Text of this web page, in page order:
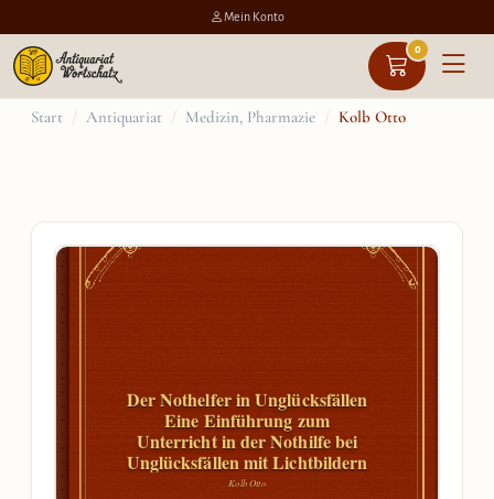
Mein Konto
0
ZumStart / Antiquariat / Medizin, Pharmazie / Kolb Otto
Der Nothelfer in Unglücksfällen
Eine Einführung zum
Unterricht in der Nothilfe bei
Unglücksfällen mit Lichtbildern
Kolb Otto